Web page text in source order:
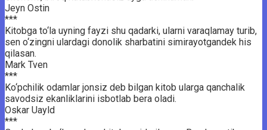
Jeyn Ostin
***
Kitobga to‘la uyning fayzi shu qadarki, ularni varaqlamay turib,
sen o‘zingni ulardagi donolik sharbatini simirayotgandek his
qilasan.
Mark Tven
***
Ko‘pchilik odamlar jonsiz deb bilgan kitob ularga qanchalik
savodsiz ekanliklarini isbotlab bera oladi.
Oskar Uayld
***